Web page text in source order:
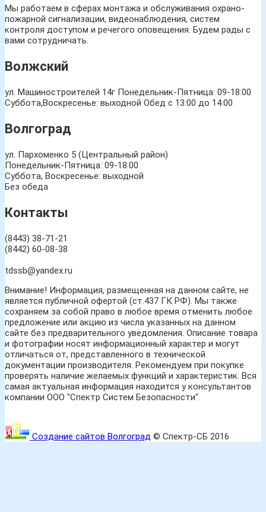
Мы работаем в сферах монтажа и обслуживания охрано-
пожарной сигнализации, видеонаблюдения, систем
контроля доступом и речегого оповещения. Будем рады с
вами сотрудничать.
Волжский
ул. Машиностроителей 14г Понедельник-Пятница: 09-18:00
Суббота,Воскресенье: выходной Обед с 13:00 до 14:00
Волгоград
ул. Пархоменко 5 (Центральный район)
Понедельник-Пятница: 09-18:00
Суббота, Воскресенье: выходной
Без обеда
Контакты
(8443) 38-71-21
(8442) 60-08-38
tdssb@yandex.ru
Внимание! Информация, размещенная на данном сайте, не
является публичной офертой (ст.437 ГК РФ). Мы также
сохраняем за собой право в любое время отменить любое
предложение или акцию из числа указанных на данном
сайте без предварительного уведомления. Описание товара
и фотографии носят информационный характер и могут
отличаться от, представленного в технической
документации производителя. Рекомендуем при покупке
проверять наличие желаемых функций и характеристик. Вся
самая актуальная информация находится у консультантов
компании ООО "Спектр Систем Безопасности".
Создание сайтов Волгоград © Спектр-СБ 2016